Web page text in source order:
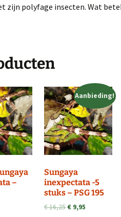
zijn polyfage insecten. Wat
–
Aanbieding!
Sungaya
inexpectata -5
stuks – PSG 195
€16,25Oorspronkelijke
€ 9,95